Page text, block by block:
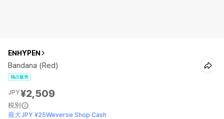
ENHYPEN
Bandana (Red)
独占販売
JPY¥2,509
税別
最大JPY ¥25Weverse Shop Cash